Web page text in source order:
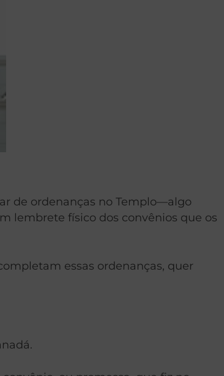
de ordenanças no Templo—algo
lembrete físico dos convênios que os
essas ordenanças, quer